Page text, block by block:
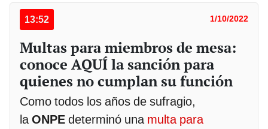
13:52 1/10/2022
Multas para miembros de mesa:
conoce AQUÍ la sanción para
quienes no cumplan su función
Como todos los años de sufragio,
la ONPE determinó una multa para